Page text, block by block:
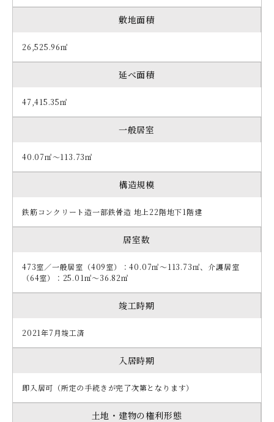
敷地面積
26,525.96㎡
延べ面積
47,415.35㎡
一般居室
40.07㎡～113.73㎡
構造規模
鉄筋コンクリート造一部鉄骨造 地上22階地下1階建
居室数
473室／一般居室（409室）：40.07㎡〜113.73㎡、介護居室
（64室）：25.01㎡〜36.82㎡
竣工時期
2021年7月竣工済
入居時期
即入居可（所定の手続きが完了次第となります）
土地・建物の権利形態